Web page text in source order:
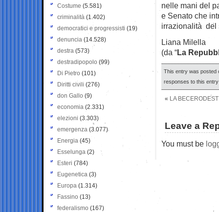
nelle mani del
e Senato che
irrazionalità del
Liana Milella
(da “La
This entry was posted
responses to this
« LA
Leave a
You must be
Costume (5.581)
criminalità (1.402)
democratici e progressisti (19)
denuncia (14.528)
destra (573)
destradipopolo (99)
Di Pietro (101)
Diritti civili (276)
don Gallo (9)
economia (2.331)
elezioni (3.303)
emergenza (3.077)
Energia (45)
Esselunga (2)
Esteri (784)
Eugenetica (3)
Europa (1.314)
Fassino (13)
federalismo (167)